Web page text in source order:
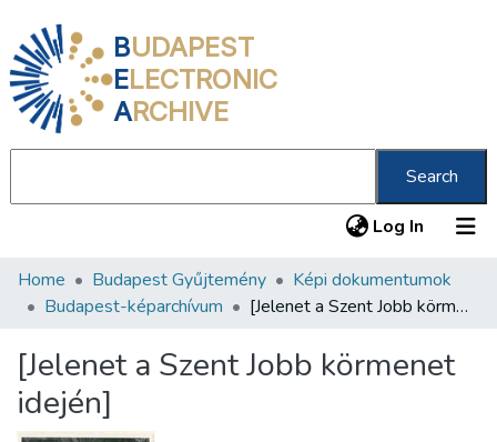
BUDAPEST
ELECTRONIC
ARCHIVE
Search
Log In (current)
Communities & Collections
Statistics
About us
Home Budapest Gyűjtemény
Képi dokumentumok
Budapest-képarchívum
[Jelenet a Szent Jobb körmenet idején]
[Jelenet a Szent Jobb körmenet
idején]